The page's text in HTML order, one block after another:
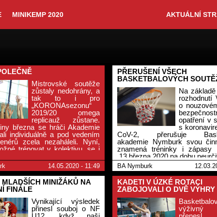
MINIKEMP 2020 AKTUÁLNÍ
Mistrovské soutěže
zůstaly nedohrány, a
tak to i pro
„KORONAsezonu“
2019/20 omega
replicauž zůstane.
března se hráči Akademie
individuálně a pod vedením
zcela nezaháleli. Nyní,
trénovat v kolektivu, se i
14.05.2020 - 11:49
PŘERUŠENÍ VŠECH
BASKETBALOVÝCH
Na
rozhodnutí
o
opatření v
s
CoV-2, přerušuje
akademie Nymburk svou
znamená tréninky i zápasy
13.března 2020 na dobu
BA Nymburk
MLADŠÍCH MINIŽÁKŮ NA
FINÁLE
Vynikající výsledek
přinesl souboj o NF
KADETI V ÚZKÉ ROTACI
ZABOJOVALI O DVĚ VÝHRY
výživný